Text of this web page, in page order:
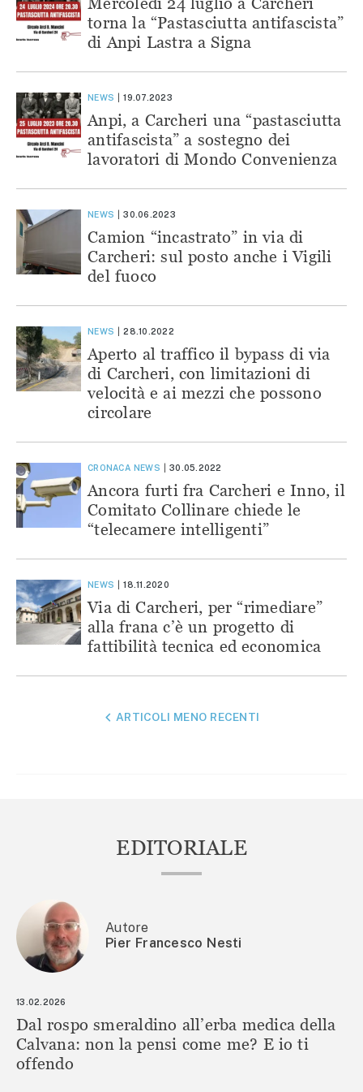
torna la “Pastasciutta antifascista”
di Anpi Lastra a Signa
NEWS 19.07.2023
Anpi, a Carcheri una “pastasciutta
antifascista” a sostegno dei
lavoratori di Mondo Convenienza
NEWS 30.06.2023
Camion “incastrato” in via di
Carcheri: sul posto anche i Vigili
del fuoco
NEWS 28.10.2022
Aperto al traffico il bypass di via
di Carcheri, con limitazioni di
velocità e ai mezzi che possono
circolare
CRONACA NEWS 30.05.2022
Ancora furti fra Carcheri e Inno, il
Comitato Collinare chiede le
“telecamere intelligenti”
NEWS 18.11.2020
Via di Carcheri, per “rimediare”
alla frana c’è un progetto di
fattibilità tecnica ed economica
NAVIGAZIONEARTICOLI MENO RECENTI
EDITORIALE
Autore
Pier Francesco Nesti
13.02.2026
Dal rospo smeraldino all’erba medica della
Calvana: non la pensi come me? E io ti
offendo